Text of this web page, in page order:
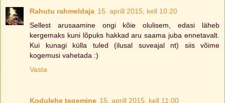
Rahutu rahmeldaja 15. aprill 2015, kell 10:20
Sellest arusaamine ongi kõie olulisem, edasi läheb
kergemaks kuni lõpuks hakkad aru saama juba ennetavalt.
Kui kunagi külla tuled (ilusal suveajal nt) siis võime
kogemusi vahetada :)
Vasta
Kodulehe tegemine 15. aprill 2015, kell 11:00